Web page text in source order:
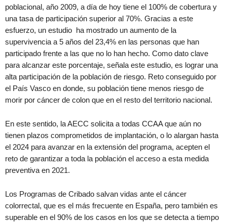
poblacional, año 2009, a día de hoy tiene el 100% de cobertura y
una tasa de participación superior al 70%. Gracias a este
esfuerzo, un estudio ha mostrado un aumento de la
supervivencia a 5 años del 23,4% en las personas que han
participado frente a las que no lo han hecho. Como dato clave
para alcanzar este porcentaje, señala este estudio, es lograr una
alta participación de la población de riesgo. Reto conseguido por
el País Vasco en donde, su población tiene menos riesgo de
morir por cáncer de colon que en el resto del territorio nacional.
En este sentido, la AECC solicita a todas CCAA que aún no
tienen plazos comprometidos de implantación, o lo alargan hasta
el 2024 para avanzar en la extensión del programa, acepten el
reto de garantizar a toda la población el acceso a esta medida
preventiva en 2021.
Los Programas de Cribado salvan vidas ante el cáncer
colorrectal, que es el más frecuente en España, pero también es
superable en el 90% de los casos en los que se detecta a tiempo